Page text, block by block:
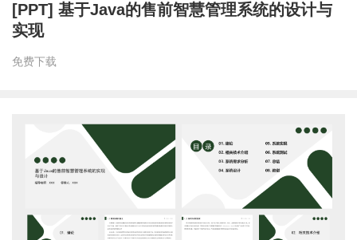
[PPT] 基于Java的售前智慧管理系统的设计与
实现
免费下载